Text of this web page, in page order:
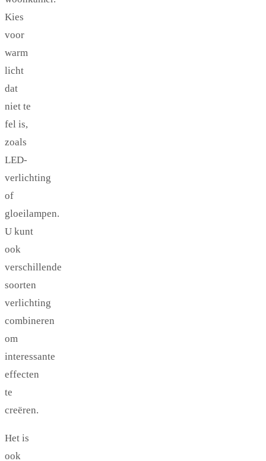
Kies
voor
warm
licht
dat
niet te
fel is,
zoals
LED-
verlichting
of
gloeilampen.
U kunt
ook
verschillende
soorten
verlichting
combineren
om
interessante
effecten
te
creëren.
Het is
ook